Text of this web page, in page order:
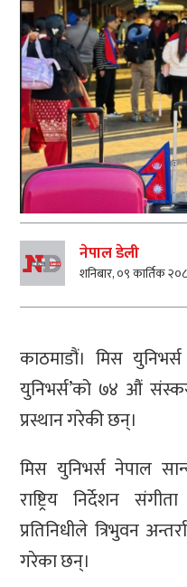
नेपाल डेली
शनिबार, ०९ कार्तिक
काठमाडौं। मिस
युनिभर्स’को ७४ औं
प्रस्थान गरेकी छन्।
मिस युनिभर्स नेपाल
राष्ट्रिय निर्देशन
प्रतिनिधीले त्रिभुवन
गरेका छन्।